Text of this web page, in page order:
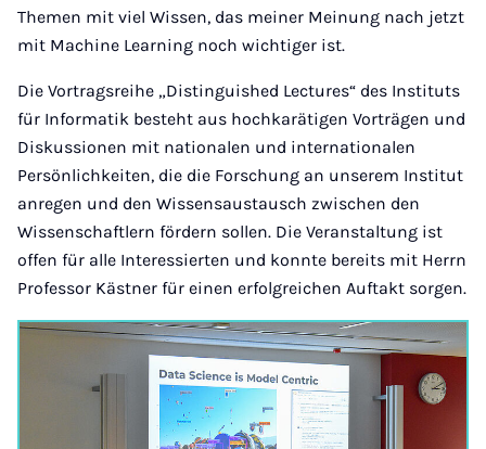
Themen mit viel Wissen, das meiner Meinung nach jetzt
mit Machine Learning noch wichtiger ist.
Die Vortragsreihe „Distinguished Lectures“ des Instituts
für Informatik besteht aus hochkarätigen Vorträgen und
Diskussionen mit nationalen und internationalen
Persönlichkeiten, die die Forschung an unserem Institut
anregen und den Wissensaustausch zwischen den
Wissenschaftlern fördern sollen. Die Veranstaltung ist
offen für alle Interessierten und konnte bereits mit Herrn
Professor Kästner für einen erfolgreichen Auftakt sorgen.